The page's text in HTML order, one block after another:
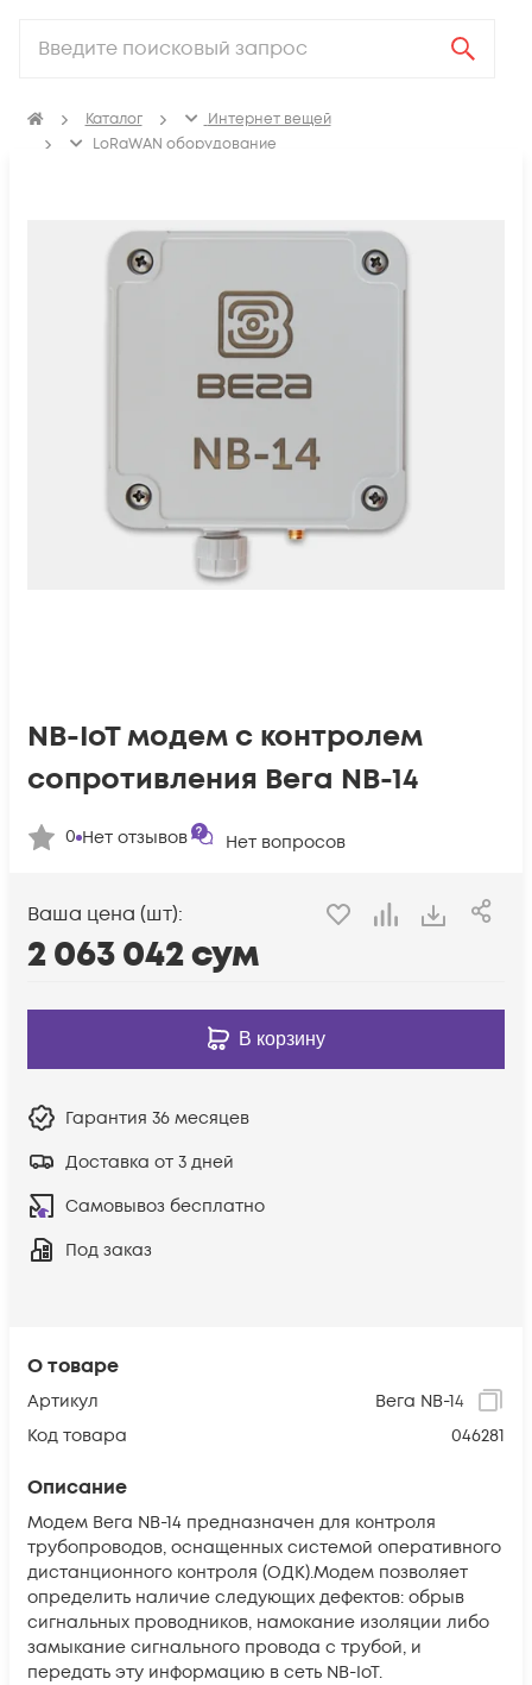
Каталог
Интернет вещей
LoRaWAN оборудование
О товаре
Артикул
Вега NB-14
Код товара
046281
Описание
Модем Вега NB-14 предназначен для контроля
трубопроводов, оснащенных системой оперативного
дистанционного контроля (ОДК).Модем позволяет
определить наличие следующих дефектов: обрыв
сигнальных проводников, намокание изоляции либо
замыкание сигнального провода с трубой, и
передать эту информацию в сеть NB-IoT.
NB-IoT модем с контролем
сопротивления Вега NB-14
0 Нет отзывов Нет вопросов
Ваша цена (шт):
2 063 042сум
В корзину
Гарантия 36 месяцев
Доставка от 3 дней
Самовывоз бесплатно
Под заказ